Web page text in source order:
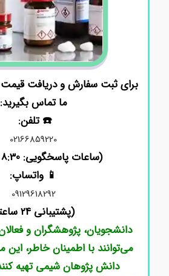
برای ثبت سفارش و دریافت قیمت
ما تماس بگیرید:
☎️ تلفن:
02166859220
(ساعات پاسخگویی: 8:30 تا 18:00)
📱 واتساپ:
09129618292
(پشتیبانی 24 ساعته)
دانشجویان، پژوهشگران و فعالان
می‌توانند با اطمینان خاطر، این
دانش پژوهان شیمی تهیه کنند